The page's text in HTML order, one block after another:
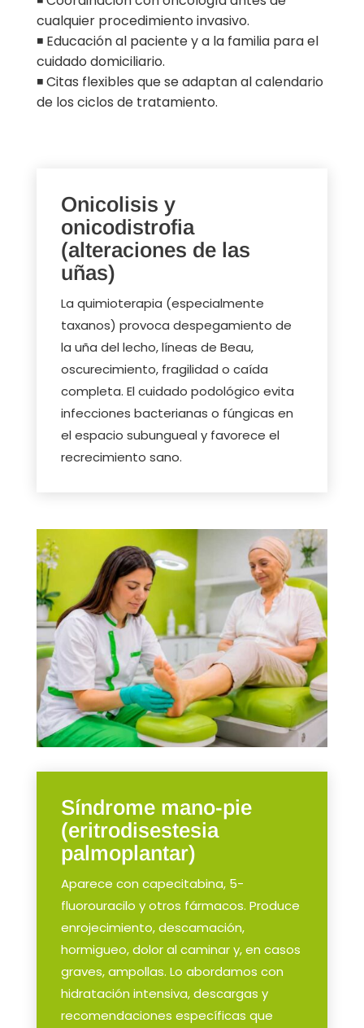
cualquier procedimiento invasivo.
◾ Educación al paciente y a la familia para el
cuidado domiciliario.
◾ Citas flexibles que se adaptan al calendario
de los ciclos de tratamiento.
Onicolisis y
onicodistrofia
(alteraciones de las
uñas)
La quimioterapia (especialmente
taxanos) provoca despegamiento de
la uña del lecho, líneas de Beau,
oscurecimiento, fragilidad o caída
completa. El cuidado podológico evita
infecciones bacterianas o fúngicas en
el espacio subungueal y favorece el
recrecimiento sano.
Síndrome mano-pie
(eritrodisestesia
palmoplantar)
Aparece con capecitabina, 5-
fluorouracilo y otros fármacos. Produce
enrojecimiento, descamación,
hormigueo, dolor al caminar y, en casos
graves, ampollas. Lo abordamos con
hidratación intensiva, descargas y
recomendaciones específicas que